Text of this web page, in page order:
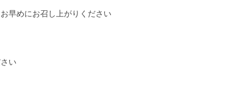
早めにお召し上がりください
い